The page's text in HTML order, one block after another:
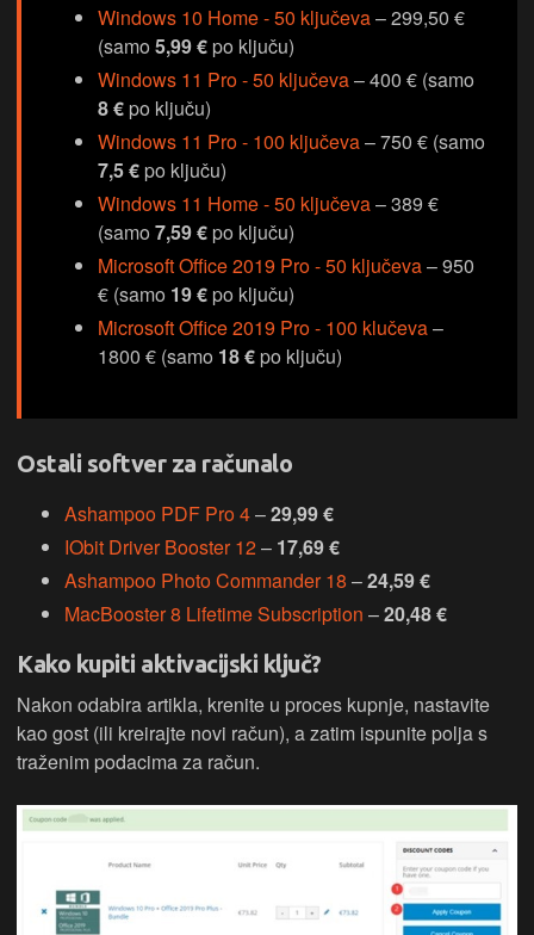
Windows 10 Home - 50 ključeva– 299,50 €
(samo 5,99 € po ključu)
Windows 11 Pro - 50 ključeva– 400 € (samo
8 € po ključu)
Windows 11 Pro - 100 ključeva– 750 € (samo
7,5 € po ključu)
Windows 11 Home - 50 ključeva– 389 €
(samo 7,59 € po ključu)
Microsoft Office 2019 Pro - 50 ključeva– 950
€ (samo 19 € po ključu)
Microsoft Office 2019 Pro - 100 klučeva–
1800 € (samo 18 € po ključu)
Ostali softver za računalo
Ashampoo PDF Pro 4–29,99 €
IObit Driver Booster 12– 17,69 €
Ashampoo Photo Commander 18 –24,59 €
MacBooster 8 Lifetime Subscription –20,48 €
Kako kupiti aktivacijski ključ?
Nakon odabira artikla, krenite u proces kupnje, nastavite
kao gost (ili kreirajte novi račun), a zatim ispunite polja s
traženim podacima za račun.